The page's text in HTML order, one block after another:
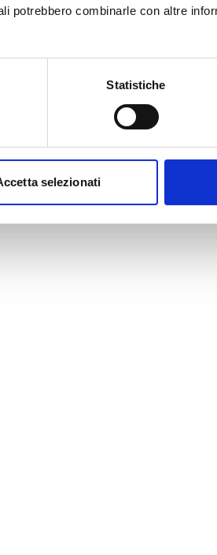
potrebbero combinarle con altre
Statistiche
selezionati